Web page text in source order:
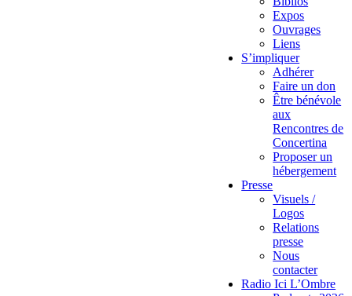
Expos
Ouvrages
Liens
S’impliquer
Adhérer
Faire un don
Être bénévole
aux
Rencontres de
Concertina
Proposer un
hébergement
Presse
Visuels /
Logos
Relations
presse
Nous
contacter
Radio Ici L’Ombre